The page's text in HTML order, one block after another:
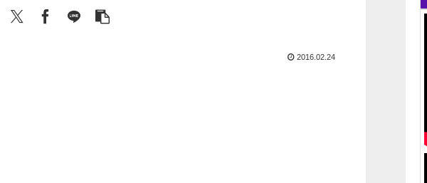
2016.02.24